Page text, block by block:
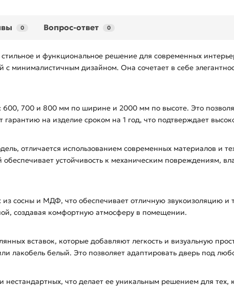
0 Вопрос-ответ 0
и функциональное решение для современных
минималистичным дизайном. Она сочетает в себе
600, 700 и 800 мм по ширине и 2000 мм по высоте. Это
на изделие сроком на 1 год, что подтверждает
отличается использованием современных материалов и
обеспечивает устойчивость к механическим повреждениям,
сосны и МДФ, что обеспечивает отличную звукоизоляцию и
создавая комфортную атмосферу в помещении.
вставок, которые добавляют легкость и визуальную
лакобель белый. Это позволяет адаптировать дверь под
что делает ее уникальным решением для тех,